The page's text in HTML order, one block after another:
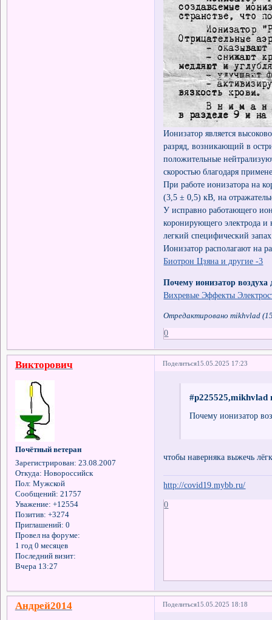
Ионизатор является
разряд, возникающий в
положительные
скоростью благодаря
При работе ионизатора на
(3,5 ± 0,5) кВ, на
У исправно работающего
коронирующего электрода
легкий специфический
Ионизатор располагают на
Биотрон Цзяна и другие -3
Почему ионизатор
Вихревые Эффекты
Отредактировано mikhvlad
0
Поделиться15.05.2025 17:23
Викторович
Почётный ветеран
Зарегистрирован: 23.08.2007
Откуда: Новороссийск
Пол: Мужской
Сообщений: 21757
Уважение: +12554
Позитив: +3274
Приглашений: 0
Провел на форуме:
1 год 0 месяцев
Последний визит:
Вчера 13:27
#p225525,mikhvlad
Почему ионизатор
чтобы наверняка выжечь
http://covid19.mybb.ru/
0
Поделиться15.05.2025 18:18
Андрей2014